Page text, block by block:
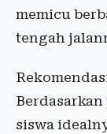
memicu
tengah
siswa